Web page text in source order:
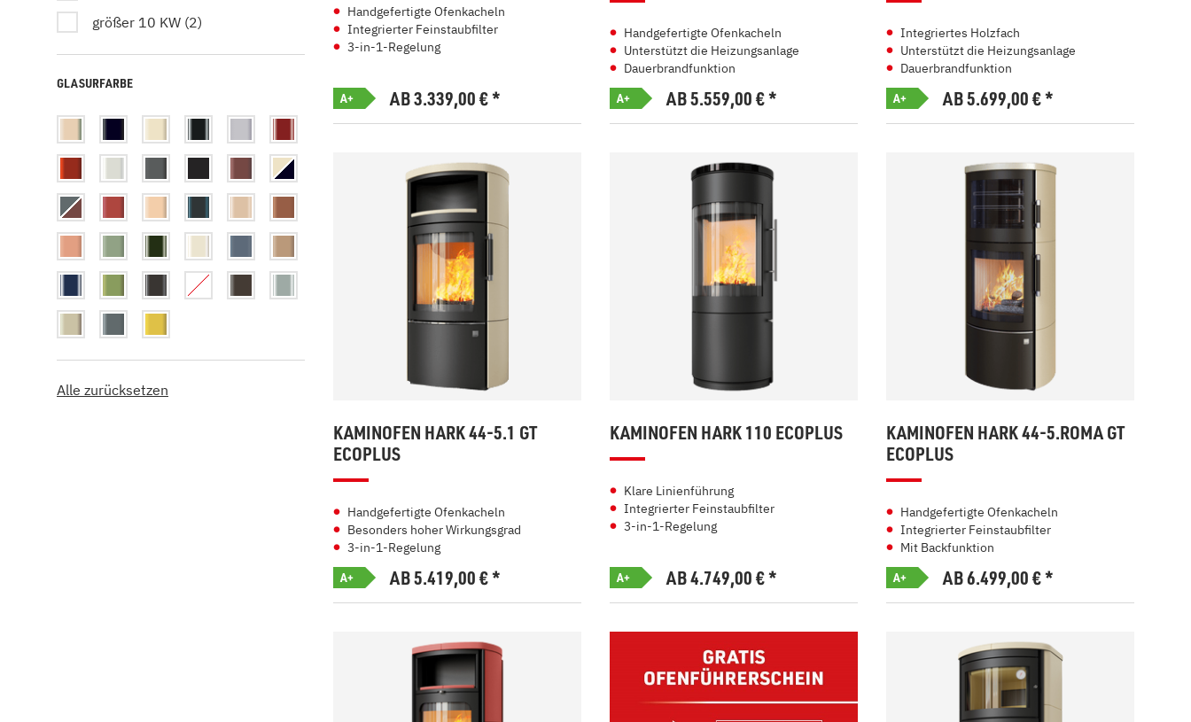
größer 10 KW (2)
GLASURFARBE
Alle zurücksetzen
Handgefertigte Ofenkacheln
Integrierter Feinstaubfilter
3-in-1-Regelung
A+ AB 3.339,00€*
Handgefertigte Ofenkacheln
Unterstützt die Heizungsanlage
Dauerbrandfunktion
A+ AB 5.559,00€*
Integriertes Holzfach
Unterstützt die Heizungsanlage
Dauerbrandfunktion
A+ AB 5.699,00€*
KAMINOFEN HARK 44-5.1 GT
ECOPLUS
Handgefertigte Ofenkacheln
Besonders hoher Wirkungsgrad
3-in-1-Regelung
A+ AB 5.419,00€*
KAMINOFEN HARK 110 ECOPLUS
Klare Linienführung
Integrierter Feinstaubfilter
3-in-1-Regelung
A+ AB 4.749,00€*
KAMINOFEN HARK 44-5.ROMA GT
ECOPLUS
Handgefertigte Ofenkacheln
Integrierter Feinstaubfilter
Mit Backfunktion
A+ AB 6.499,00€*